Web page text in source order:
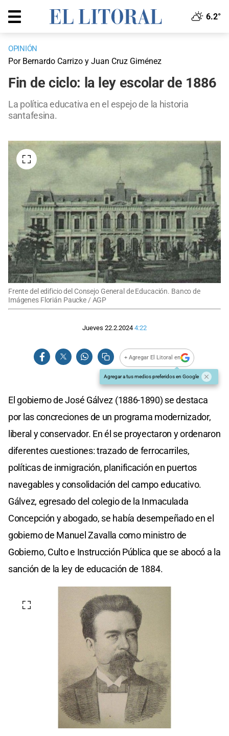
6.2°
OPINIÓN
Por Bernardo Carrizo y Juan Cruz Giménez
Fin de ciclo: la ley escolar de 1886
La política educativa en el espejo de la historia
santafesina.
Frente del edificio del Consejo General de Educación. Banco de
Imágenes Florián Paucke / AGP
Jueves 22.2.2024 4:22
+ Agregar El Litoral en
Agregar a tus medios preferidos en Google
El gobierno de José Gálvez (1886-1890) se destaca
por las concreciones de un programa modernizador,
liberal y conservador. En él se proyectaron y ordenaron
diferentes cuestiones: trazado de ferrocarriles,
políticas de inmigración, planificación en puertos
navegables y consolidación del campo educativo.
Gálvez, egresado del colegio de la Inmaculada
Concepción y abogado, se había desempeñado en el
gobierno de Manuel Zavalla como ministro de
Gobierno, Culto e Instrucción Pública que se abocó a la
sanción de la ley de educación de 1884.